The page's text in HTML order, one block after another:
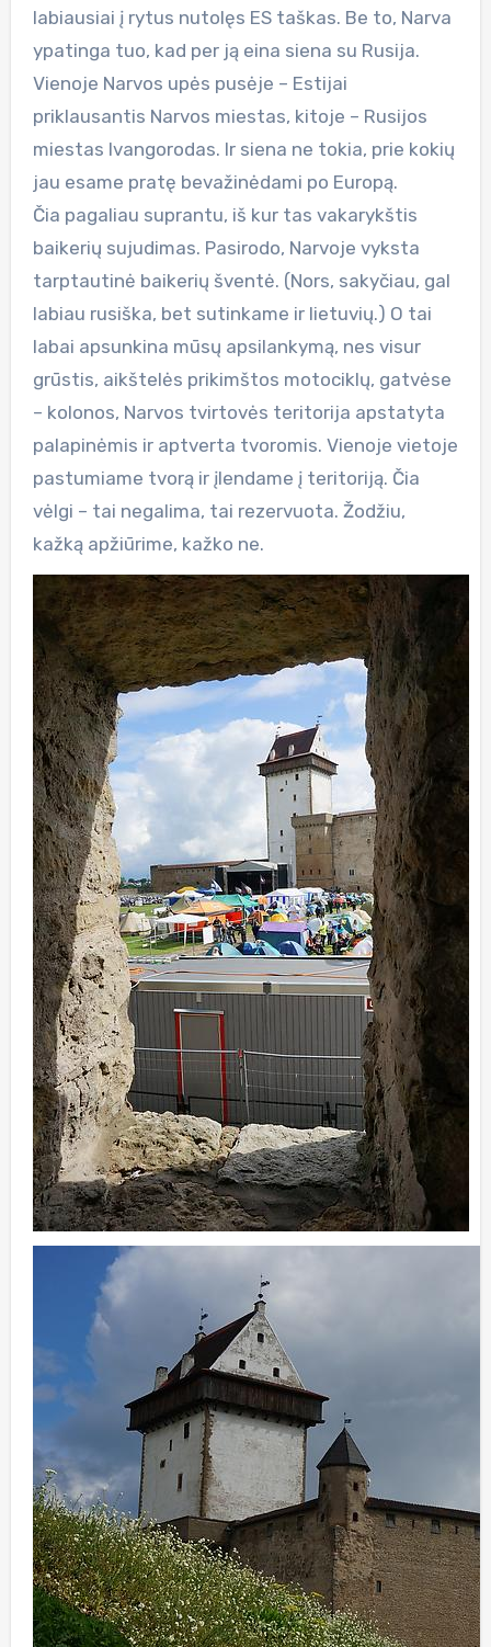
labiausiai į rytus nutolęs ES taškas. Be to, Narva
ypatinga tuo, kad per ją eina siena su Rusija.
Vienoje Narvos upės pusėje – Estijai
priklausantis Narvos miestas, kitoje – Rusijos
miestas Ivangorodas. Ir siena ne tokia, prie kokių
jau esame pratę bevažinėdami po Europą.
Čia pagaliau suprantu, iš kur tas vakarykštis
baikerių sujudimas. Pasirodo, Narvoje vyksta
tarptautinė baikerių šventė. (Nors, sakyčiau, gal
labiau rusiška, bet sutinkame ir lietuvių.) O tai
labai apsunkina mūsų apsilankymą, nes visur
grūstis, aikštelės prikimštos motociklų, gatvėse
– kolonos, Narvos tvirtovės teritorija apstatyta
palapinėmis ir aptverta tvoromis. Vienoje vietoje
pastumiame tvorą ir įlendame į teritoriją. Čia
vėlgi – tai negalima, tai rezervuota. Žodžiu,
kažką apžiūrime, kažko ne.